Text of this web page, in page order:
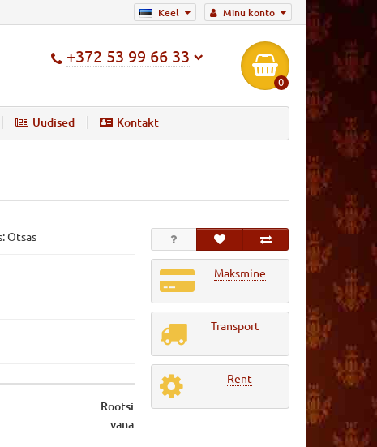
Minu konto
Keel
+372 53 99 66 33
0
Uudised Kontakt
Otsas
Rootsi
vana
Maksmine
Transport
Rent